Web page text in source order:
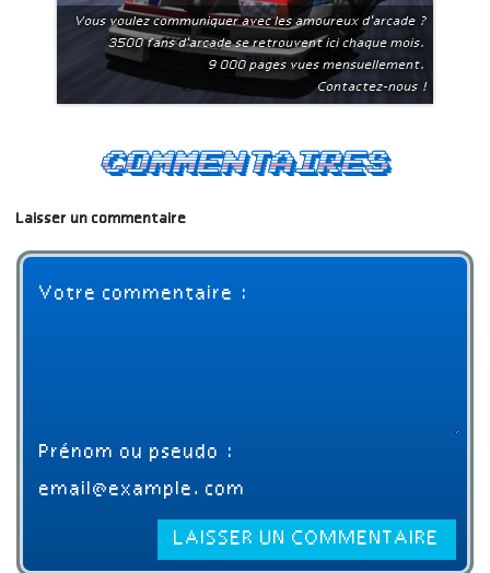
Vous voulez communiquer avec les amoureux d'arcade ?
3500 fans d'arcade se retrouvent ici chaque mois.
9 000 pages vues mensuellement.
Contactez-nous !
Commentaires
Laisser un commentaire